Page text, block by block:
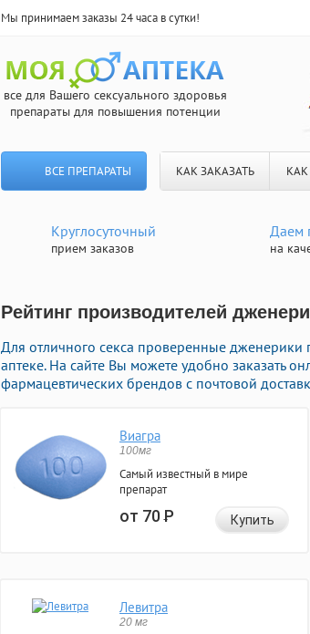
Мы принимаем заказы 24 часа в сутки!
все для Вашего сексуального здоровья
препараты для повышения потенции
ВСЕ ПРЕПАРАТЫ КАК ЗАКАЗАТЬ
Круглосуточный
прием заказов
Даем
на
Рейтинг производителей
Для отличного секса проверенные
аптеке. На сайте Вы можете удобно заказать
фармацевтических брендов с почтовой
Виагра
100мг
Самый известный в мире
препарат
от 70Р Купить
Левитра
20 мг